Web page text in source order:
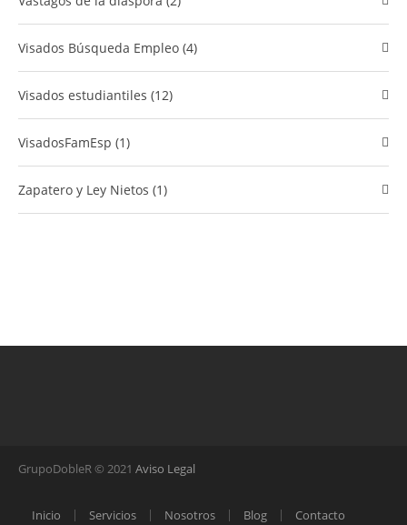
Visados Búsqueda Empleo (4)
Visados estudiantiles (12)
VisadosFamEsp (1)
Zapatero y Ley Nietos (1)
GrupoDobleR © 2021 Aviso Legal
Inicio Servicios Nosotros Blog Contacto